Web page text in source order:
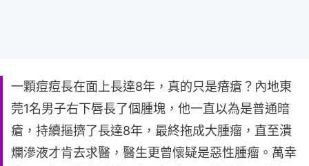
一顆痘痘長在面上長達8年，真的只是瘖瘡？內地東
莞1名男子右下唇長了個腫塊，他一直以為是普通暗
瘡，持續摳擠了長達8年，最終拖成大腫瘤，直至潰
爛滲液才肯去求醫，醫生更曾懷疑是惡性腫瘤。萬幸